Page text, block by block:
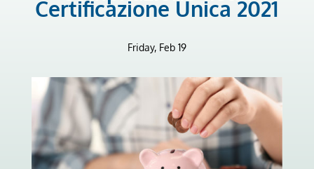
Certificazione Unica 2021
Friday, Feb 19